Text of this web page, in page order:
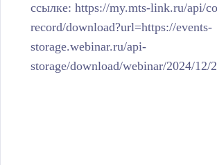
ссылке: https://my.mts-link.ru/api/
record/download?url=https://events-
storage.webinar.ru/api-
storage/download/webinar/2024/12/